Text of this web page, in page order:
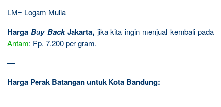
LM= Logam Mulia
HargaBuy BackJakarta, jika kita ingin menjual kembali pada
Antam: Rp. 7.200 per gram.
—
Harga Perak Batangan untuk Kota Bandung: